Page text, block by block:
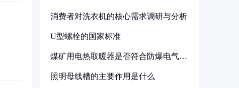
消费者对洗衣机的核心需求调研与分析
U型螺栓的国家标准
煤矿用电热取暖器是否符合防爆电气设
照明母线槽的主要作用是什么